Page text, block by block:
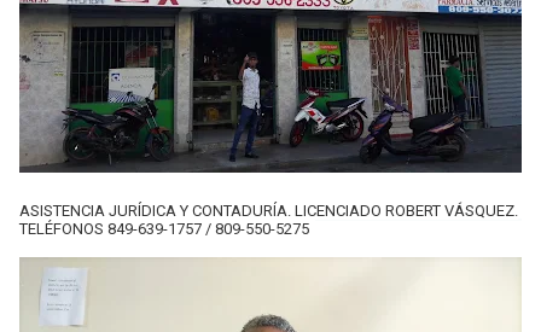
ASISTENCIA JURÍDICA Y CONTADURÍA. LICENCIADO ROBERT VÁSQUEZ.
TELÉFONOS 849-639-1757 / 809-550-5275